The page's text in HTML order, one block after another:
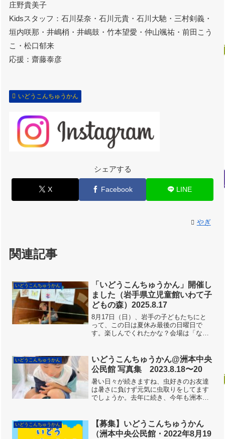
庄野貴美子
Kidsスタッフ：石川栞奈・石川元貴・石川大馳・三村剣義・
垣内咲那・井嶋梢・井嶋鼓・竹本望愛・仲山颯祐・前田こう
こ・松口郁来
応援：齋藤泰彦
いどうこんちゅうかん
シェアする
X Facebook LINE
やぎ
関連記事
いどうこんちゅうかん
「いどうこんちゅうかん」開催し
ました（岩手県立児童館いわて子
どもの森）2025.8.17
8月17日（日）、岩手の子どもたちにと
って、この日は夏休み最後の日曜日で
す。楽しんでくれたかな？会場は「なん
場になります。スタッフの顔合わせ。今
回はバラエティに富んだス...
いどうこんちゅうかん
いどうこんちゅうかん@洲本中央
公民館 写真集 2023.8.18〜20
暑い日々が続きますね、虫好きのお友達
は暑さに負けず元気に虫取りをしてます
でしょうか。去年に続き、今年も洲本中
のが楽しみで、スタッフも準備に精が出
ます。さぁ、お迎えする準...
いどうこんちゅうかん
【募集】いどうこんちゅうかん
（洲本中央公民館・2022年8月19